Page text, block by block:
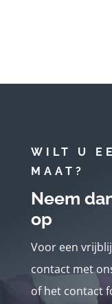
WILT U
MAAT?
Neem
op
Voor een
contact met
of het contact